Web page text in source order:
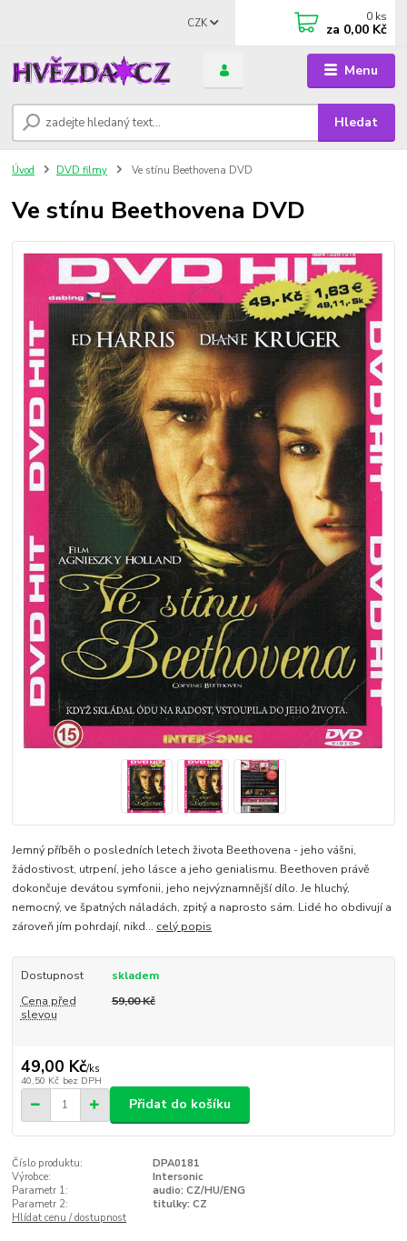
Menu
CZK
Hledat
0 ks
za 0,00 Kč
Úvod DVD filmy Ve stínu Beethovena DVD
Ve stínu Beethovena DVD
Jemný příběh o posledních letech života Beethovena - jeho vášni,
žádostivost, utrpení, jeho lásce a jeho genialismu. Beethoven právě
dokončuje devátou symfonii, jeho nejvýznamnější dílo. Je hluchý,
nemocný, ve špatných náladách, zpitý a naprosto sám. Lidé ho obdivují a
zároveň jím pohrdají, nikd... celý popis
Dostupnost
skladem
Cena před
slevou
59,00 Kč
49,00 Kč/ks
40,50 Kč bez DPH
Přidat do košíku
Číslo produktu:
DPA0181
Výrobce:
Intersonic
Parametr 1:
audio: CZ/HU/ENG
Parametr 2:
titulky: CZ
Hlídat cenu / dostupnost